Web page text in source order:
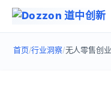
首页/行业洞察/